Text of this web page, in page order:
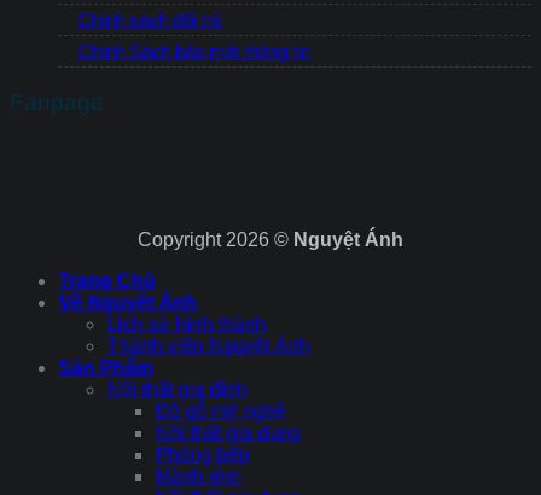
Chính sách đổi trả
Chính Sách bảo mật thông tin
Fanpage
Copyright 2026 © Nguyệt Ánh
Trang Chủ
Về Nguyệt Ánh
Lịch sử hình thành
Thành viên Nguyệt Ánh
Sản Phẩm
Nội thất gia đình
Đồ gỗ mỹ nghệ
Nội thất gia dụng
Phòng bếp
Mành rèm